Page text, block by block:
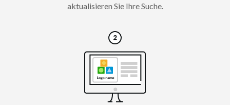
aktualisieren Sie Ihre Suche.